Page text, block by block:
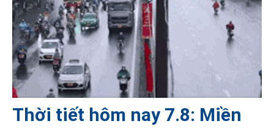
Thời tiết hôm nay 7.8: Miền